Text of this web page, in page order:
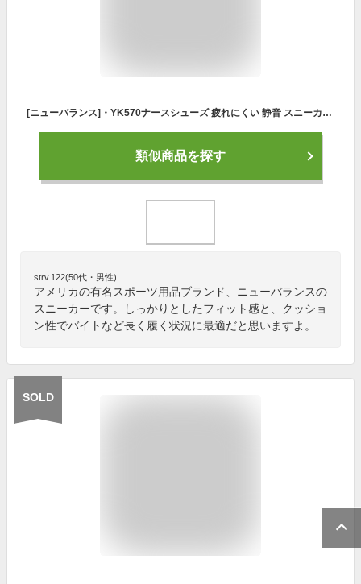
[ニューバランス]・YK570ナースシューズ 疲れにくい 静音 スニーカー スリッポン ナースサンダル おしゃれ 軽量 メンズ レディース 黒 白 厚底 外反母趾 インヒール 2WAY 激安 セール おすすめ ランキング
類似商品を探す
strv.122(50代・男性)
アメリカの有名スポーツ用品ブランド、ニューバランスの
スニーカーです。しっかりとしたフィット感と、クッショ
ン性でバイトなど長く履く状況に最適だと思いますよ。
SOLD